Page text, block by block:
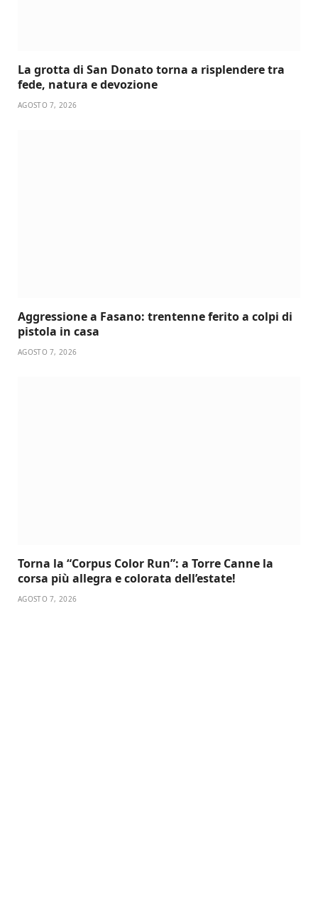
La grotta di San Donato torna a risplendere tra
fede, natura e devozione
AGOSTO 7, 2026
Aggressione a Fasano: trentenne ferito a colpi di
pistola in casa
AGOSTO 7, 2026
Torna la “Corpus Color Run”: a Torre Canne la
corsa più allegra e colorata dell’estate!
AGOSTO 7, 2026